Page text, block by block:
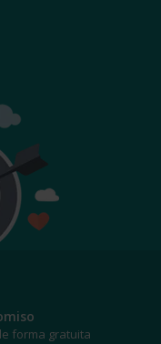
descuentos